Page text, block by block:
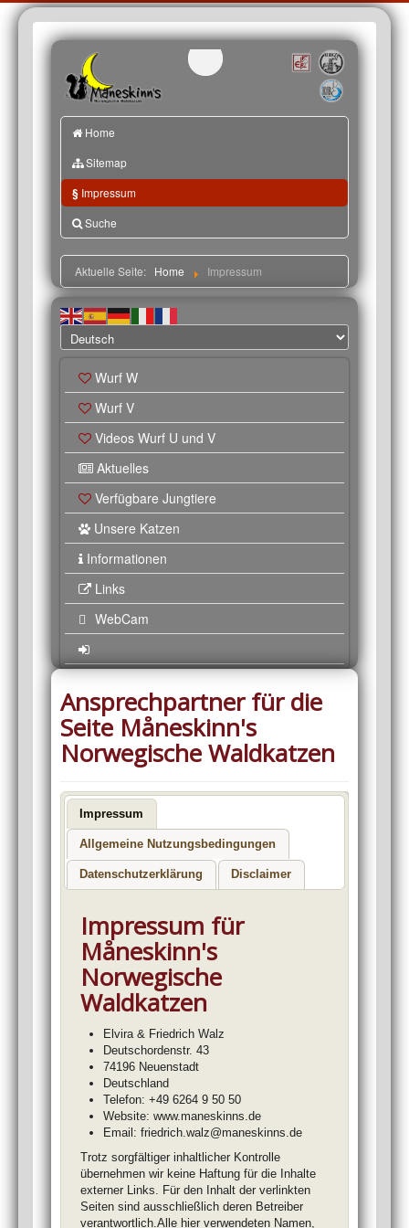
Home
Sitemap
§ Impressum
Suche
Aktuelle Seite: Home Impressum
Wurf W
Wurf V
Videos Wurf U und V
Aktuelles
Verfügbare Jungtiere
Unsere Katzen
Informationen
Links
WebCam
Ansprechpartner für die
Seite Måneskinn's
Norwegische Waldkatzen
Impressum
Allgemeine Nutzungsbedingungen
Datenschutzerklärung Disclaimer
Impressum für
Måneskinn's
Norwegische
Waldkatzen
Elvira & Friedrich Walz
Deutschordenstr. 43
74196 Neuenstadt
Deutschland
Telefon: +49 6264 9 50 50
Website:www.maneskinns.de
Email:friedrich.walz@maneskinns.de
Trotz sorgfältiger inhaltlicher Kontrolle
übernehmen wir keine Haftung für die Inhalte
externer Links. Für den Inhalt der verlinkten
Seiten sind ausschließlich deren Betreiber
verantwortlich.Alle hier verwendeten Namen,